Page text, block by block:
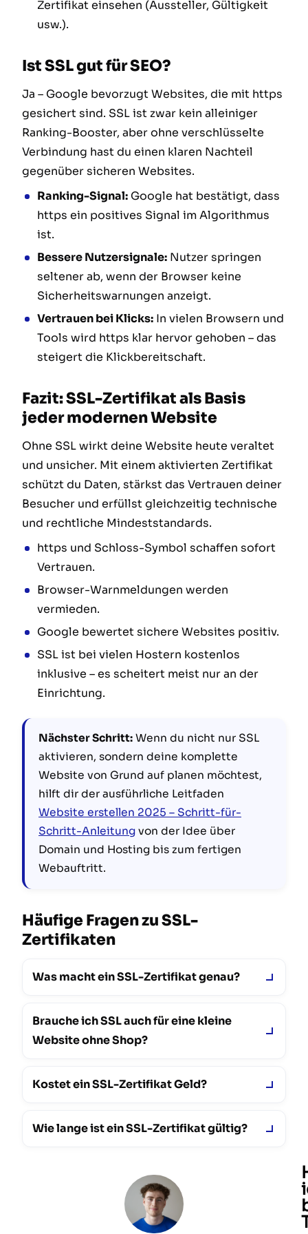
Zertifikat einsehen (Aussteller, Gültigkeit
usw.).
Ist SSL gut für SEO?
Ja – Google bevorzugt Websites, die mit https
gesichert sind. SSL ist zwar kein alleiniger
Ranking-Booster, aber ohne verschlüsselte
Verbindung hast du einen klaren Nachteil
gegenüber sicheren Websites.
Ranking-Signal: Google hat bestätigt, dass
https ein positives Signal im Algorithmus
ist.
Bessere Nutzersignale: Nutzer springen
seltener ab, wenn der Browser keine
Sicherheitswarnungen anzeigt.
Vertrauen bei Klicks: In vielen Browsern und
Tools wird https klar hervor gehoben – das
steigert die Klickbereitschaft.
Fazit: SSL-Zertifikat als Basis
jeder modernen Website
Ohne SSL wirkt deine Website heute veraltet
und unsicher. Mit einem aktivierten Zertifikat
schützt du Daten, stärkst das Vertrauen deiner
Besucher und erfüllst gleichzeitig technische
und rechtliche Mindeststandards.
https und Schloss-Symbol schaffen sofort
Vertrauen.
Browser-Warnmeldungen werden
vermieden.
Google bewertet sichere Websites positiv.
SSL ist bei vielen Hostern kostenlos
inklusive – es scheitert meist nur an der
Einrichtung.
Nächster Schritt: Wenn du nicht nur SSL
aktivieren, sondern deine komplette
Website von Grund auf planen möchtest,
hilft dir der ausführliche Leitfaden
Website erstellen 2025 – Schritt-für-
Schritt-Anleitung von der Idee über
Domain und Hosting bis zum fertigen
Webauftritt.
Häufige Fragen zu SSL-
Zertifikaten
Was macht ein SSL-Zertifikat genau?
Brauche ich SSL auch für eine kleine
Website ohne Shop?
Kostet ein SSL-Zertifikat Geld?
Wie lange ist ein SSL-Zertifikat gültig?